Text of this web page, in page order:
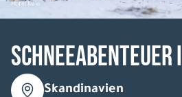
Hotel Ivalo
Schneeabenteuer
Skandinavien